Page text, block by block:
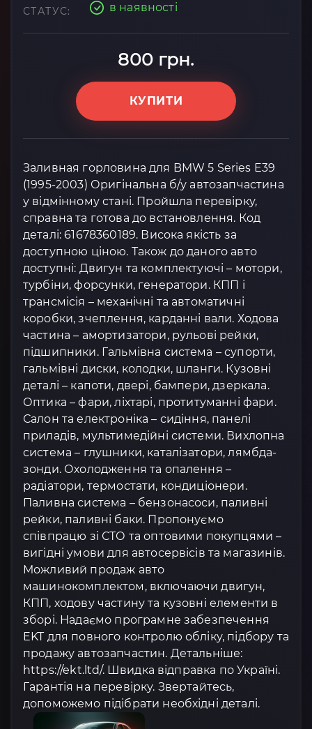
СТАТУС:
в наявності
800 грн.
КУПИТИ
Заливная горловина для BMW 5 Series E39
(1995-2003) Оригінальна б/у автозапчастина
у відмінному стані. Пройшла перевірку,
справна та готова до встановлення. Код
деталі: 61678360189. Висока якість за
доступною ціною. Також до даного авто
доступні: Двигун та комплектуючі – мотори,
турбіни, форсунки, генератори. КПП і
трансмісія – механічні та автоматичні
коробки, зчеплення, карданні вали. Ходова
частина – амортизатори, рульові рейки,
підшипники. Гальмівна система – супорти,
гальмівні диски, колодки, шланги. Кузовні
деталі – капоти, двері, бампери, дзеркала.
Оптика – фари, ліхтарі, протитуманні фари.
Салон та електроніка – сидіння, панелі
приладів, мультимедійні системи. Вихлопна
система – глушники, каталізатори, лямбда-
зонди. Охолодження та опалення –
радіатори, термостати, кондиціонери.
Паливна система – бензонасоси, паливні
рейки, паливні баки. Пропонуємо
співпрацю зі СТО та оптовими покупцями –
вигідні умови для автосервісів та магазинів.
Можливий продаж авто
машинокомплектом, включаючи двигун,
КПП, ходову частину та кузовні елементи в
зборі. Надаємо програмне забезпечення
EKT для повного контролю обліку, підбору та
продажу автозапчастин. Детальніше:
https://ekt.ltd/. Швидка відправка по Україні.
Гарантія на перевірку. Звертайтесь,
допоможемо підібрати необхідні деталі.